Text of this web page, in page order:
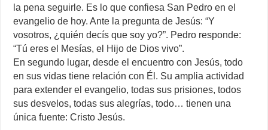
la pena seguirle. Es lo que confiesa San Pedro en el
evangelio de hoy. Ante la pregunta de Jesús: “Y
vosotros, ¿quién decís que soy yo?”. Pedro responde:
“Tú eres el Mesías, el Hijo de Dios vivo”.
En segundo lugar, desde el encuentro con Jesús, todo
en sus vidas tiene relación con Él. Su amplia actividad
para extender el evangelio, todas sus prisiones, todos
sus desvelos, todas sus alegrías, todo… tienen una
única fuente: Cristo Jesús.